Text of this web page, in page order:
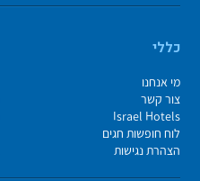
כללי
מי אנחנו
צור קשר
Israel Hotels
לוח חופשות חגים
הצהרת נגישות